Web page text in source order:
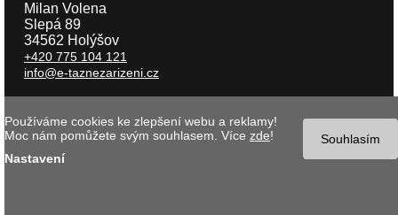
Milan Volena
Slepá 89
34562 Holýšov
+420 775 104 121
info@e-taznezarizeni.cz
Copyright © 2026 e-taznezarizeni.cz | Aktualizace 07.08.2026 |
internetového obchodu- MK software |Nastavení cookies Souhlasím
Používáme cookies ke zlepšení webu a reklamy!
Moc nám pomůžete svým souhlasem. Více zde!
Nastavení